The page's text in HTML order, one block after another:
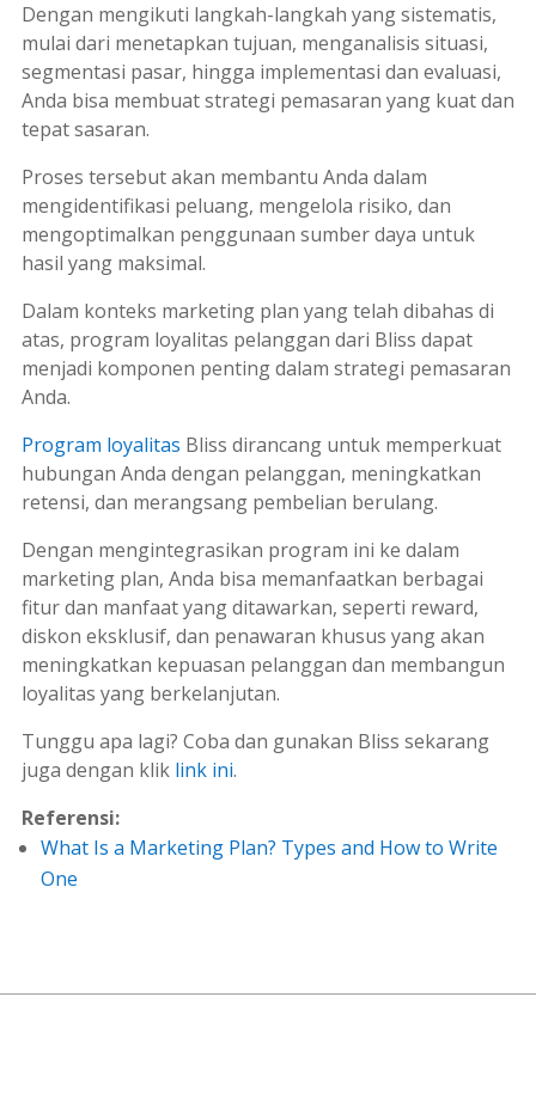
Dengan mengikuti langkah-langkah yang sistematis,
mulai dari menetapkan tujuan, menganalisis situasi,
segmentasi pasar, hingga implementasi dan evaluasi,
Anda bisa membuat strategi pemasaran yang kuat dan
tepat sasaran.
Proses tersebut akan membantu Anda dalam
mengidentifikasi peluang, mengelola risiko, dan
mengoptimalkan penggunaan sumber daya untuk
hasil yang maksimal.
Dalam konteks marketing plan yang telah dibahas di
atas, program loyalitas pelanggan dari Bliss dapat
menjadi komponen penting dalam strategi pemasaran
Anda.
Program loyalitas Bliss dirancang untuk memperkuat
hubungan Anda dengan pelanggan, meningkatkan
retensi, dan merangsang pembelian berulang.
Dengan mengintegrasikan program ini ke dalam
marketing plan, Anda bisa memanfaatkan berbagai
fitur dan manfaat yang ditawarkan, seperti reward,
diskon eksklusif, dan penawaran khusus yang akan
meningkatkan kepuasan pelanggan dan membangun
loyalitas yang berkelanjutan.
Tunggu apa lagi? Coba dan gunakan Bliss sekarang
juga dengan klik link ini.
Referensi:
What Is a Marketing Plan? Types and How to Write
One